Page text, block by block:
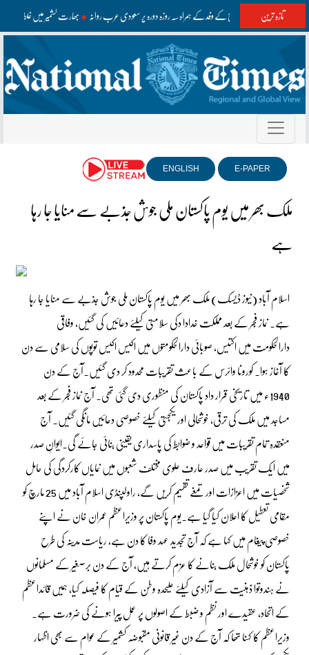
تازہ ترینوزیراعظم اعلیٰ سطح کے وفد کے ہمراہ سہ روزہ دورہ پر سعودی عرب روانہ بھارت کشمیر میں غلط
E-PAPER
ENGLISH
ملک بھر میں یوم پاکستان ملی جوش جذبے سے منایا جا رہا
ہے
اسلام آباد (نیوز ڈیسک) ملک بھر میں یوم پاکستان ملی جوش جذبے سے منایا جا رہا
ہے۔ نماز فجر کے بعد مملکت خدادا دکی سلامتی کیلئے دعائیں کی گئیں، وفاقی
دارالحکومت میں اکتیس، صوبائی دارالحکومتوں میں اکیس اکیس توپوں کی سلامی سے دن
کا آغاز ہوا۔ کورونا وائرس کے باعث تقریبات محدود کر دی گئیں۔آج کے دن
1940ء میں تاریخی قرار داد پاکستان کی منظوری دی گئی تھی۔ آج نماز فجر کے بعد
مساجد میں ملک کی ترقی، خوشحالی اور یکجہتی کیلئے خصوصی دعائیں مانگی گئیں۔ آج
منعقدہ تمام تقریبات میں قواعد و ضوابط کی پاسداری یقینی بنائی جائے گی۔ایوانِ صدر
میں ایک تقریب میں صدر عارف علوی مختلف شعبوں میں نمایاں کارکردگی کی حامل
شخصیات میں اعزازات اور تمغے تقسیم کریں گے، راولپنڈی اسلام آباد میں 25 مارچ کو
مقامی تعطیل کا اعلان کیا گیا ہے۔یوم پاکستان پر وزیراعظم عمران خان نے اپنے
خصوصی پیغام میں کہا ہے کہ آج تجدید عہد وفا کا دن ہے، ریاست مدینہ کی طرح
پاکستان کو خوشحال ملک بنانے کا عزم کرتے ہیں، آج کے دن برصغیر کے مسلمانوں
نے ہندوتوا ذہنیت سے آزادی کیلئے علیحدہ وطن کے قیام کا فیصلہ کیا، ہمیں قائداعظم
کے اتحاد، عقیدے اور نظم و ضبط کے اصولوں پر عمل پیرا ہونے کی ضرورت ہے۔
وزیراعظم کا کہنا تھا کہ آج کے دن غیر قانونی مقبوضہ کشمیر کے عوام سے بھی اظہار